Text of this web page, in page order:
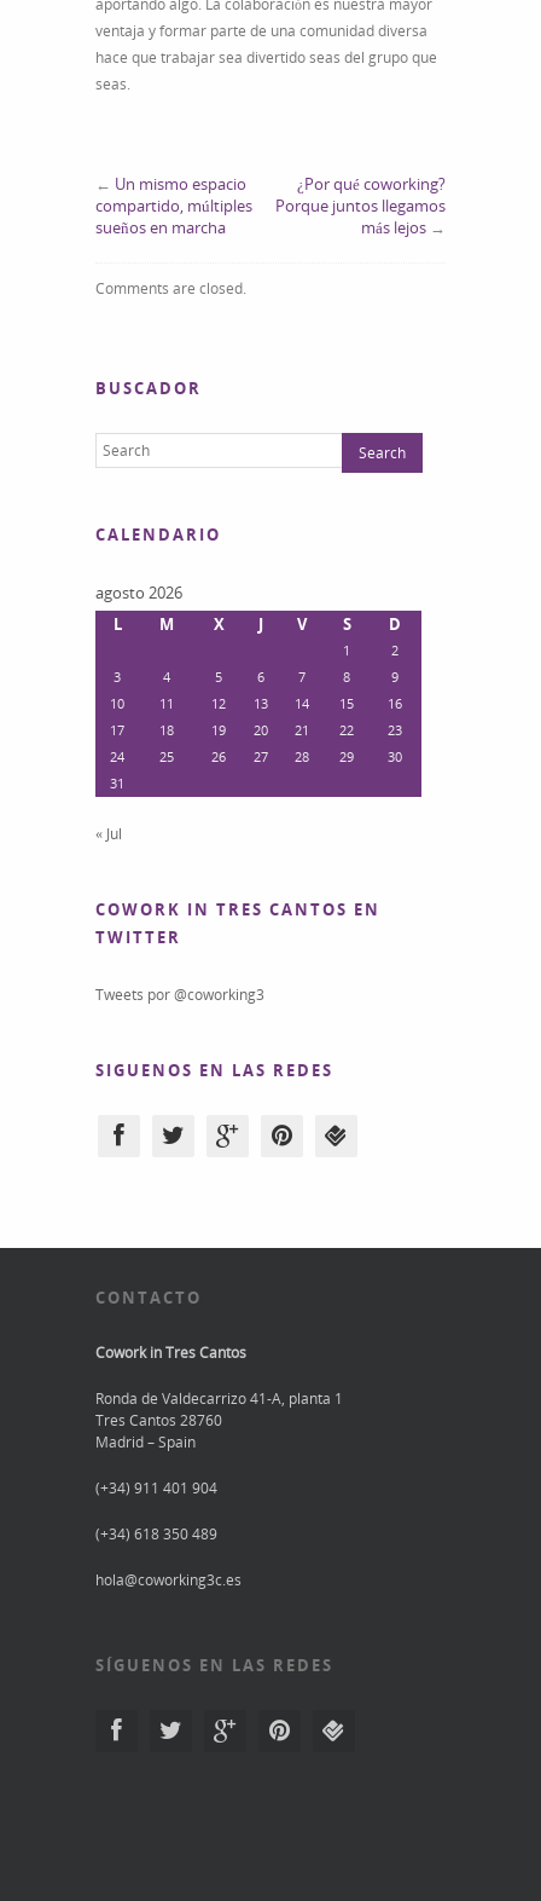
aportando algo. La colaboración es nuestra mayor
ventaja y formar parte de una comunidad diversa
hace que trabajar sea divertido seas del grupo que
seas.
← Un mismo espacio
compartido, múltiples
sueños en marcha
¿Por qué coworking?
Porque juntos llegamos
más lejos →
Comments are closed.
BUSCADOR
CALENDARIO
agosto 2026
L
M X J V S D
1
2
3
4 5 6 7 8
9
10
11 12 13 14 15
16
17
18 19 20 21 22
23
24
25 26 27 28 29
30
31
« Jul
COWORK IN TRES CANTOS EN
TWITTER
Tweets por @coworking3
SIGUENOS EN LAS REDES
CONTACTO
Cowork in Tres Cantos
Ronda de Valdecarrizo 41-A, planta 1
Tres Cantos 28760
Madrid – Spain
(+34) 911 401 904
(+34) 618 350 489
hola@coworking3c.es
SÍGUENOS EN LAS REDES